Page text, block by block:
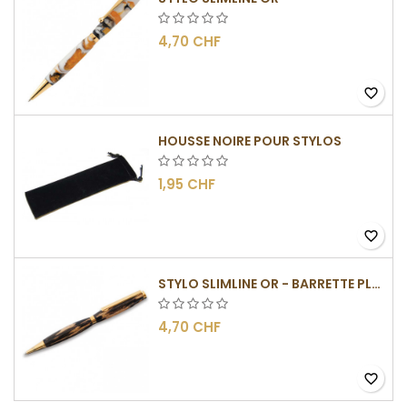
4,70 CHF
favorite_border
HOUSSE NOIRE POUR STYLOS
1,95 CHF
favorite_border
STYLO SLIMLINE OR - BARRETTE PLATE
4,70 CHF
favorite_border